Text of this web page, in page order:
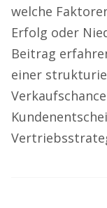
welche
Erfolg oder
Beitrag
einer